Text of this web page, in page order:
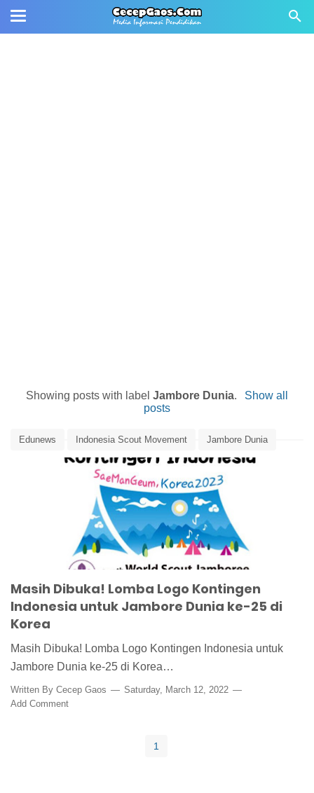
Showing posts with labelJambore Dunia.
Show all
posts
Edunews Indonesia Scout Movement Jambore Dunia
Kepramukaan Lomba Logo Pramuka Scout Movement
Masih Dibuka! Lomba Logo Kontingen
Indonesia untuk Jambore Dunia ke-25 di
Korea
Masih Dibuka! Lomba Logo Kontingen Indonesia untuk
Jambore Dunia ke-25 di Korea…
Written By Cecep Gaos
Saturday, March 12, 2022
Add Comment
1